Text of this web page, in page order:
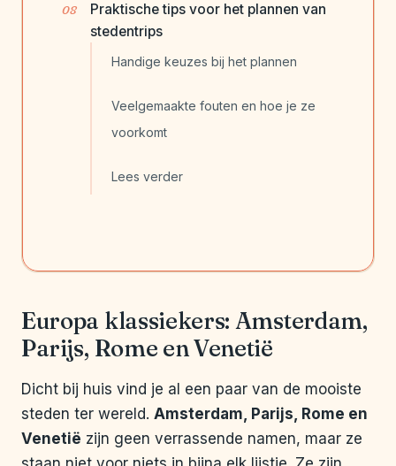
Praktische tips voor het plannen van
stedentrips
Handige keuzes bij het plannen
Veelgemaakte fouten en hoe je ze
voorkomt
Lees verder
Europa klassiekers: Amsterdam,
Parijs, Rome en Venetië
Dicht bij huis vind je al een paar van de mooiste
steden ter wereld. Amsterdam, Parijs, Rome en
Venetië zijn geen verrassende namen, maar ze